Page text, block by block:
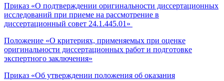
Приказ «О подтверждении оригинальности диссертационных
исследований при приеме на рассмотрение в
диссертационный совет 24.1.445.01»
Положение «О критериях, применяемых при оценке
оригинальности диссертационных работ и подготовке
экспертного заключения»
Приказ «Об утверждении положения об оказания